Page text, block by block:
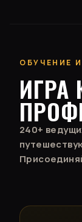
ОБУЧЕНИЕ
ИГРА
240+